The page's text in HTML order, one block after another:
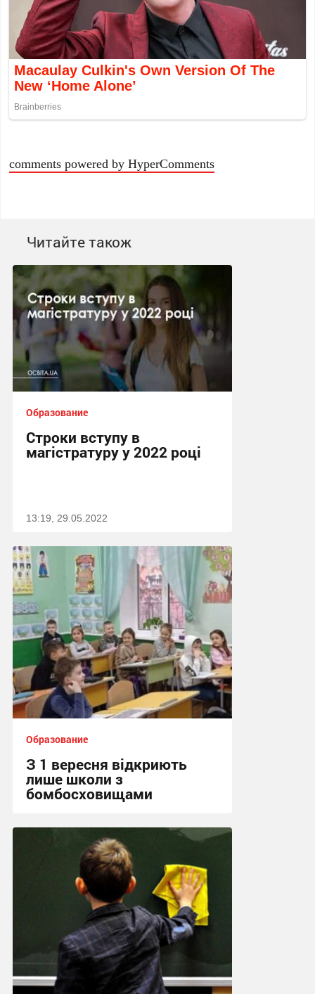
comments powered by HyperComments
Читайте також
Образование
Строки вступу в
магістратуру у 2022 році
13:19, 29.05.2022
Образование
З 1 вересня відкриють
лише школи з
бомбосховищами
09:53, 28.05.2022